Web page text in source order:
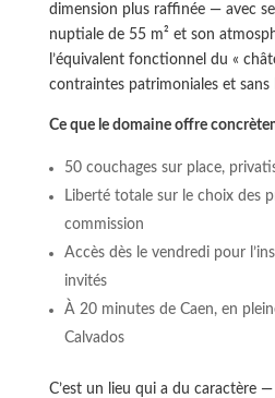
dimension plus raffinée — avec
nuptiale de 55 m² et son
l’équivalent fonctionnel du «
contraintes patrimoniales et sans
Ce que le domaine offre
50 couchages sur place,
Liberté totale sur le choix des
commission
Accès dès le vendredi pour
invités
À 20 minutes de Caen, en
Calvados
C’est un lieu qui a du caractère